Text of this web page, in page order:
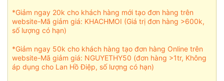
*Giảm ngay 20k cho khách hàng mới tạo đơn hàng trên
website-Mã giảm giá: KHACHMOI (Giá trị đơn hàng >600k,
số lượng có hạn)
*Giảm ngay 50k cho khách hàng tạo đơn hàng Online trên
website-Mã giảm giá: NGUYETHY50 (đơn hàng >1tr, Không
áp dụng cho Lan Hồ Điệp, số lượng có hạn)